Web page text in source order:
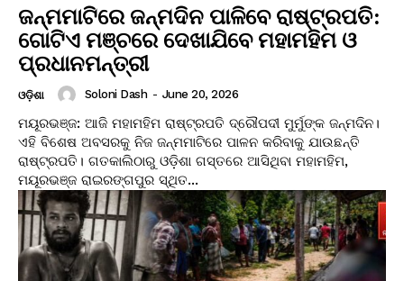
ଜନ୍ମମାଟିରେ ଜନ୍ମଦିନ ପାଳିବେ ରାଷ୍ଟ୍ରପତି:
ଗୋଟିଏ ମଞ୍ଚରେ ଦେଖାଯିବେ ମହାମହିମ ଓ
ପ୍ରଧାନମନ୍ତ୍ରୀ
ଓଡ଼ିଶା Soloni Dash - June 20, 2026
ମୟୂରଭଞ୍ଜ: ଆଜି ମହାମହିମ ରାଷ୍ଟ୍ରପତି ଦ୍ରୌପଦୀ ମୁର୍ମୁଙ୍କ ଜନ୍ମଦିନ।
ଏହି ବିଶେଷ ଅବସରକୁ ନିଜ ଜନ୍ମମାଟିରେ ପାଳନ କରିବାକୁ ଯାଉଛନ୍ତି
ରାଷ୍ଟ୍ରପତି। ଗତକାଲିଠାରୁ ଓଡ଼ିଶା ଗସ୍ତରେ ଆସିଥିବା ମହାମହିମ,
ମୟୂରଭଞ୍ଜ ରାଇରଙ୍ଗପୁର ସ୍ଥିତ...